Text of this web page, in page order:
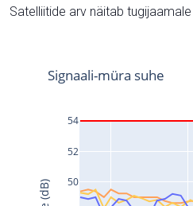
Satelliitide arv näitab